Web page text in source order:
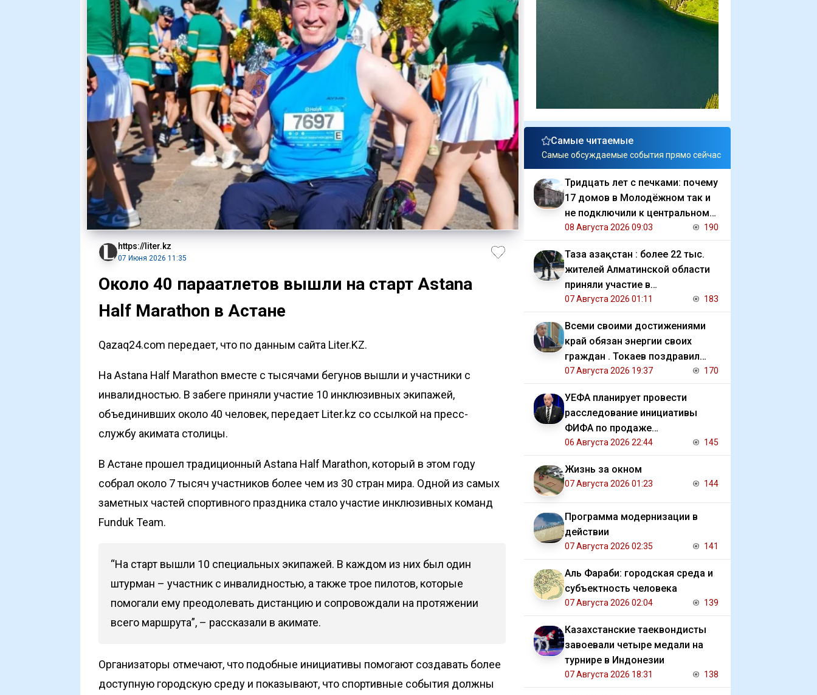
https://liter.kz
07 Июня 2026 11:35
Около 40 параатлетов вышли на старт Astana
Half Marathon в Астане
Qazaq24.com передает, что по данным сайта Liter.KZ.
На Astana Half Marathon вместе с тысячами бегунов вышли и участники с
инвалидностью. В забеге приняли участие 10 инклюзивных экипажей,
объединивших около 40 человек, передает Liter.kz со ссылкой на пресс-
службу акимата столицы.
В Астане прошел традиционный Astana Half Marathon, который в этом году
собрал около 7 тысяч участников более чем из 30 стран мира. Одной из самых
заметных частей спортивного праздника стало участие инклюзивных команд
Funduk Team.
“На старт вышли 10 специальных экипажей. В каждом из них был один
штурман – участник с инвалидностью, а также трое пилотов, которые
помогали ему преодолевать дистанцию и сопровождали на протяжении
всего маршрута”, – рассказали в акимате.
Организаторы отмечают, что подобные инициативы помогают создавать более
доступную городскую среду и показывают, что спортивные события должны
Самые читаемые
Самые обсуждаемые события прямо сейчас
Тридцать лет с печками: почему
17 домов в Молодёжном так и
не подключили к центральному
отоплению
08 Августа 2026 09:03 190
Таза Қазақстан : более 22 тыс.
жителей Алматинской области
приняли участие в
экологической акции
07 Августа 2026 01:11 183
Всеми своими достижениями
край обязан энергии своих
граждан . Токаев поздравил
жителей СКО с 90 летием
07 Августа 2026 19:37 170
УЕФА планирует провести
расследование инициативы
ФИФА по продаже
коммерческих прав на ЧМ
06 Августа 2026 22:44 145
Жизнь за окном
07 Августа 2026 01:23 144
Программа модернизации в
действии
07 Августа 2026 02:35 141
Аль Фараби: городская среда и
субъектность человека
07 Августа 2026 02:04 139
Казахстанские таеквондисты
завоевали четыре медали на
турнире в Индонезии
07 Августа 2026 18:31 138